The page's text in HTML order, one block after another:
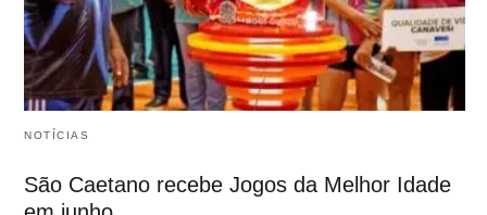
NOTÍCIAS
São Caetano recebe Jogos da Melhor Idade